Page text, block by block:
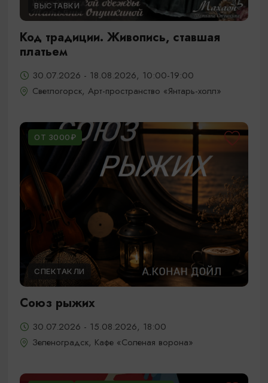
ВЫСТАВКИ
Код традиции. Живопись, ставшая
платьем
30.07.2026 - 18.08.2026, 10:00-19:00
Светлогорск, Арт-пространство «Янтарь-холл»
ОТ 3000₽
СПЕКТАКЛИ
Союз рыжих
30.07.2026 - 15.08.2026, 18:00
Зеленоградск, Кафе «Соленая ворона»